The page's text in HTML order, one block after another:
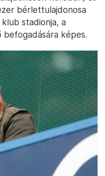
bérlettulajdonosa
stadionja, a
befogadására képes.